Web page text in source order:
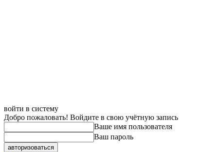
войти в систему
Добро пожаловать! Войдите в свою учётную запись
Ваше имя пользователя
Ваш пароль